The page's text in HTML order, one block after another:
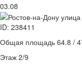
03.08
ID: 238411
Общая площадь 64.8 /
Этаж 2/9